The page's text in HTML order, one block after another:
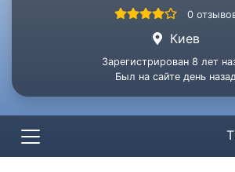
0
Киев
Зарегистрирован 8 лет
Был на сайте день